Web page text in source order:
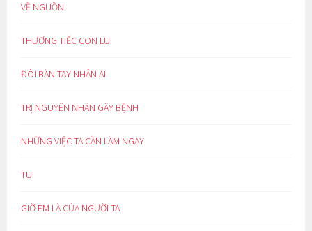
VỀ NGUỒN
THƯƠNG TIẾC CON LU
ĐÔI BÀN TAY NHÂN ÁI
TRỊ NGUYÊN NHÂN GÂY BỆNH
NHỮNG VIỆC TA CẦN LÀM NGAY
TU
GIỜ EM LÀ CỦA NGƯỜI TA